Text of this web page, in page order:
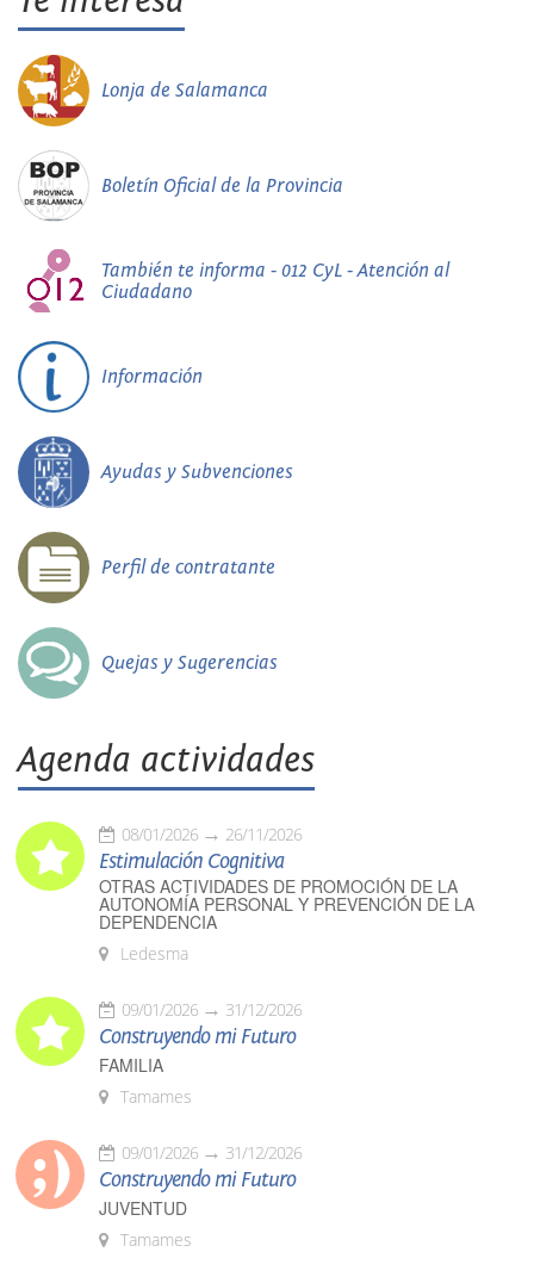
Lonja de Salamanca
Boletín Oficial de la Provincia
También te informa - 012 CyL - Atención al
Ciudadano
Información
Ayudas y Subvenciones
Perfil de contratante
Quejas y Sugerencias
Agenda actividades
08/01/2026 26/11/2026
Estimulación Cognitiva
OTRAS ACTIVIDADES DE PROMOCIÓN DE LA
AUTONOMÍA PERSONAL Y PREVENCIÓN DE LA
DEPENDENCIA
Ledesma
09/01/2026 31/12/2026
Construyendo mi Futuro
FAMILIA
Tamames
09/01/2026 31/12/2026
Construyendo mi Futuro
JUVENTUD
Tamames